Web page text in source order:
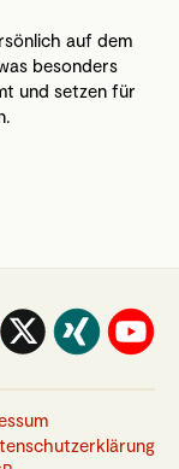
auf dem
besonders
und setzen für